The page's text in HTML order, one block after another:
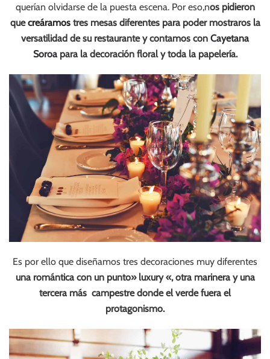
querían olvidarse de la puesta escena. Por eso,nos pidieron
quecreáramostres mesas diferentes para poder mostraros la
versatilidad de su restaurante y contamos con Cayetana
Soroapara la decoración floral y toda la papelería.
Es por ello que diseñamos tres decoraciones muy diferentes
una romántica con un punto» luxury «, otra marinera y una
tercera más campestre donde el verde fuera el
protagonismo.